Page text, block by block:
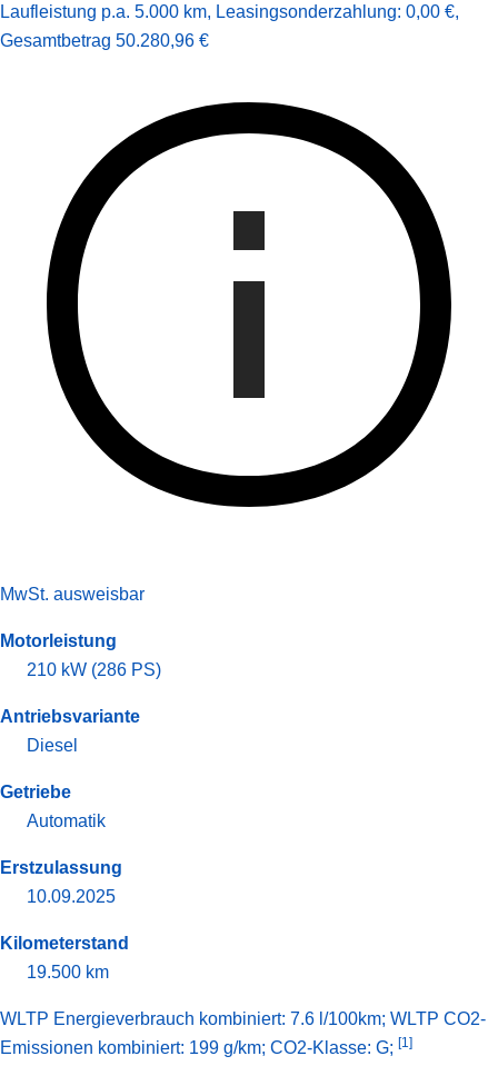
Laufleistung p.a. 5.000 km, Leasingsonderzahlung: 0,00 €,
Gesamt­betrag 50.280,96 €
MwSt. ausweisbar
Motorleistung
210 kW (286 PS)
Antriebsvariante
Diesel
Getriebe
Automatik
Erstzulassung
10.09.2025
Kilometerstand
19.500 km
WLTP Energieverbrauch kombiniert: 7.6 l/100km; WLTP CO2-
Emissionen kombiniert: 199 g/km; CO2-Klasse: G; [1]